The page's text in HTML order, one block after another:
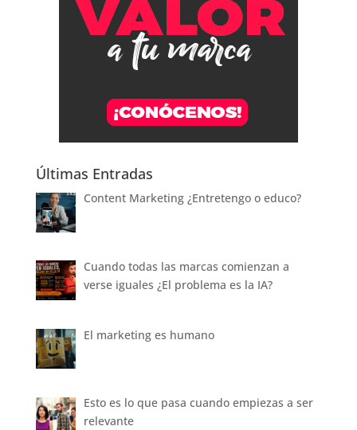
Últimas Entradas
Content Marketing ¿Entretengo o educo?
Cuando todas las marcas comienzan a
verse iguales ¿El problema es la IA?
El marketing es humano
Esto es lo que pasa cuando empiezas a ser
relevante